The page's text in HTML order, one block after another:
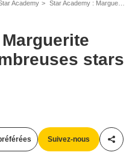
Academy Star Academy : Marguerite éliminée, de nombreuses stars réagissent
stars
Suivez-nous